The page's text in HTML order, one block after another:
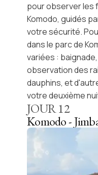
pour observer les
Komodo, guidés
votre sécurité.
dans le parc de
variées :
observation des
dauphins, et
votre deuxième
JOUR12
Komodo -